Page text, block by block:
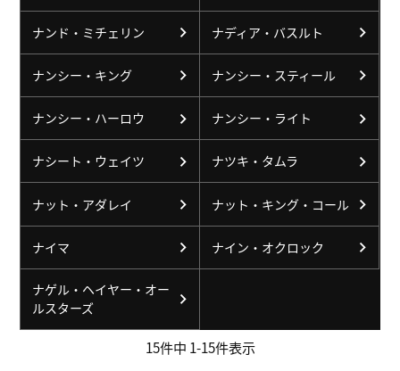
ナンド・ミチェリン ナディア・バスルト
ナンシー・キング ナンシー・スティール
ナンシー・ハーロウ ナンシー・ライト
ナシート・ウェイツ ナツキ・タムラ
ナット・アダレイ ナット・キング・コール
ナイマ ナイン・オクロック
ナゲル・ヘイヤー・オー
ルスターズ
15件中 1-15件表示